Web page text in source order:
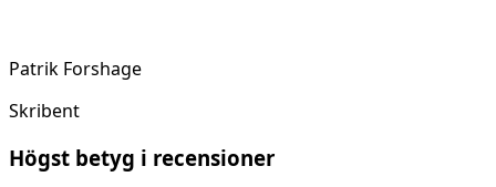
Patrik Forshage
Skribent
Högst betyg i recensioner